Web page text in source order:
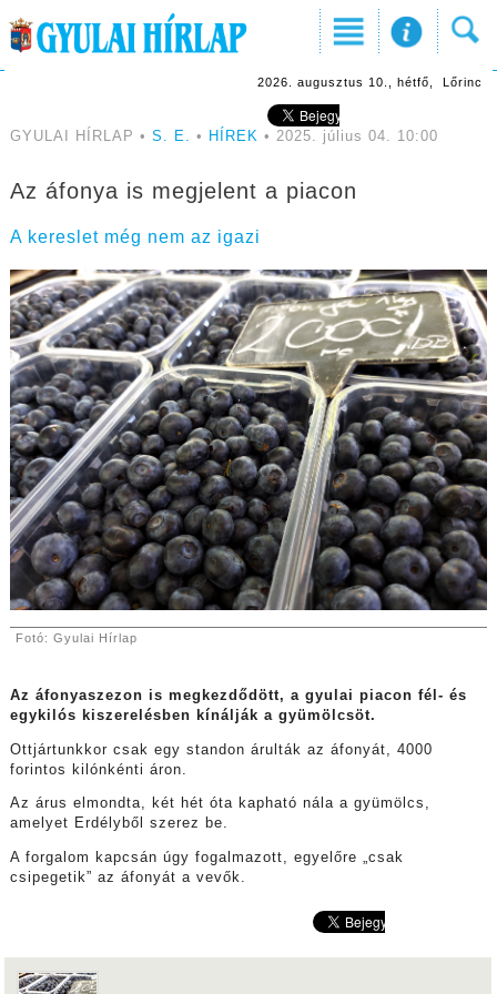
2026. augusztus 10., hétfő, Lőrinc
GYULAI HÍRLAP • S. E. • HÍREK • 2025. július 04. 10:00
Az áfonya is megjelent a piacon
A kereslet még nem az igazi
Fotó: Gyulai Hírlap
Az áfonyaszezon is megkezdődött, a gyulai piacon fél- és
egykilós kiszerelésben kínálják a gyümölcsöt.
Ottjártunkkor csak egy standon árulták az áfonyát, 4000
forintos kilónkénti áron.
Az árus elmondta, két hét óta kapható nála a gyümölcs,
amelyet Erdélyből szerez be.
A forgalom kapcsán úgy fogalmazott, egyelőre „csak
csipegetik” az áfonyát a vevők.